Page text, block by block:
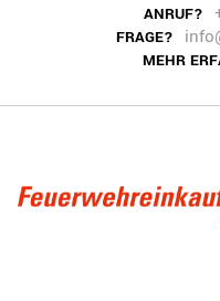
ANRUF?
FRAGE?
MEHR